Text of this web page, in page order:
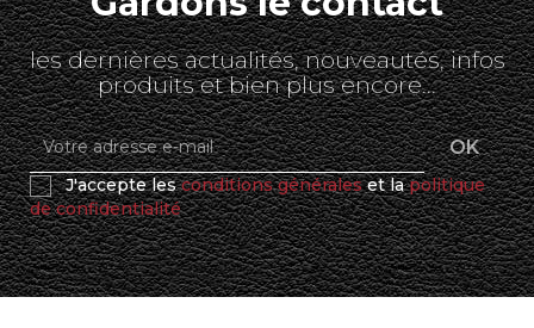
les dernières actualités, nouveautés, infos
produits et bien plus encore...
J'accepte lesconditions généraleset lapolitique
de confidentialité